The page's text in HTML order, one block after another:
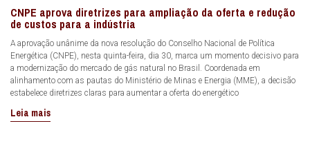
CNPE aprova diretrizes para ampliação da oferta e redução
de custos para a indústria
A aprovação unânime da nova resolução do Conselho Nacional de Política
Energética (CNPE), nesta quinta-feira, dia 30, marca um momento decisivo para
a modernização do mercado de gás natural no Brasil. Coordenada em
alinhamento com as pautas do Ministério de Minas e Energia (MME), a decisão
estabelece diretrizes claras para aumentar a oferta do energético
Leia mais